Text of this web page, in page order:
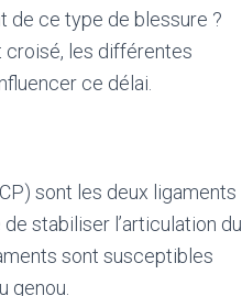
de ce type de blessure ?
croisé, les différentes
ce délai.
sont les deux ligaments
stabiliser l’articulation du
sont susceptibles
genou.